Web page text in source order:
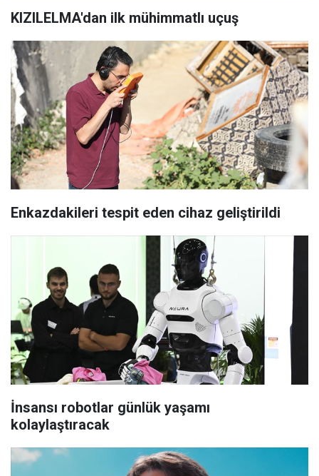
KIZILELMA'dan ilk mühimmatlı uçuş
Enkazdakileri tespit eden cihaz geliştirildi
İnsansı robotlar günlük yaşamı
kolaylaştıracak